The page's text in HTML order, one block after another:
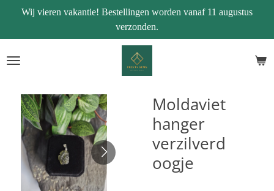
naar
de
Wij vieren vakantie! Bestellingen worden vanaf 11 augustus
verzonden.
Moldaviet
hanger
verzilverd
oogje